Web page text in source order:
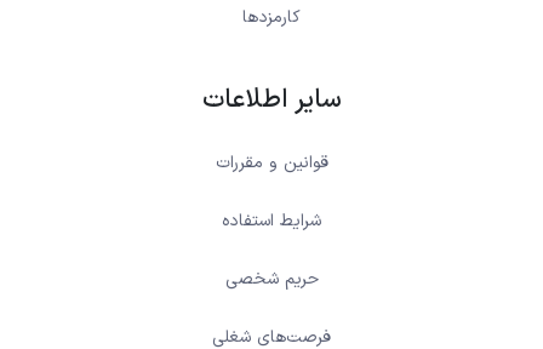
کارمزدها
سایر اطلاعات
قوانین و مقررات
شرایط استفاده
حریم شخصی
فرصت‌های شغلی